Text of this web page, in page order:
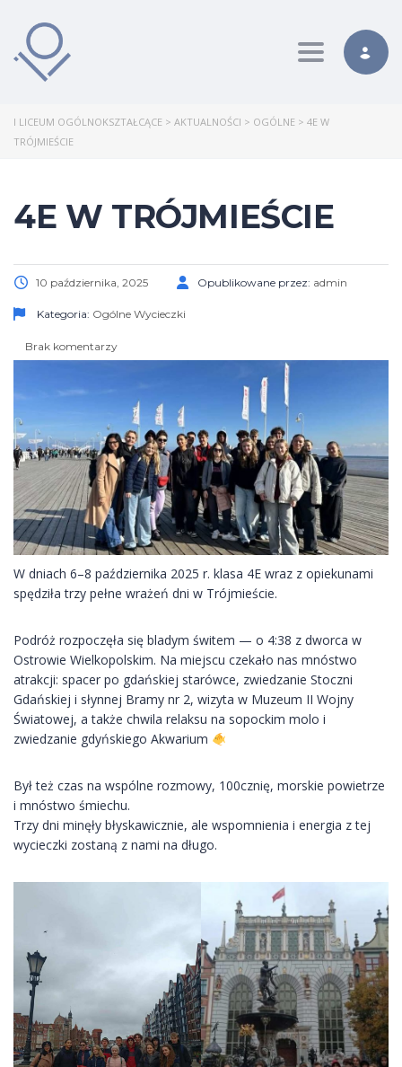
Toggle
I LICEUM OGÓLNOKSZTAŁCĄCE > AKTUALNOŚCI > OGÓLNE > 4E W
TRÓJMIEŚCIE
4E W TRÓJMIEŚCIE
10 października, 2025 Opublikowane przez: admin
Kategoria: Ogólne Wycieczki
Brak komentarzy
W dniach 6–8 października 2025 r. klasa 4E wraz z opiekunami
spędziła trzy pełne wrażeń dni w Trójmieście.
Podróż rozpoczęła się bladym świtem — o 4:38 z dworca w
Ostrowie Wielkopolskim. Na miejscu czekało nas mnóstwo
atrakcji: spacer po gdańskiej starówce, zwiedzanie Stoczni
Gdańskiej i słynnej Bramy nr 2, wizyta w Muzeum II Wojny
Światowej, a także chwila relaksu na sopockim molo i
zwiedzanie gdyńskiego Akwarium
Był też czas na wspólne rozmowy, 100cznię, morskie powietrze
i mnóstwo śmiechu.
Trzy dni minęły błyskawicznie, ale wspomnienia i energia z tej
wycieczki zostaną z nami na długo.